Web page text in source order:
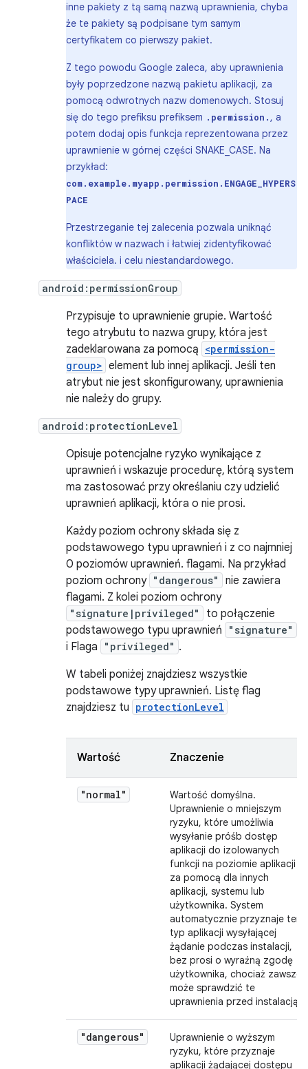
inne pakiety z tą samą nazwą uprawnienia, chyba
że te pakiety są podpisane tym samym
certyfikatem co pierwszy pakiet.
Z tego powodu Google zaleca, aby uprawnienia
były poprzedzone nazwą pakietu aplikacji, za
pomocą odwrotnych nazw domenowych. Stosuj
się do tego prefiksu prefiksem .permission. , a
potem dodaj opis funkcja reprezentowana przez
uprawnienie w górnej części SNAKE_CASE. Na
przykład:
com.example.myapp.permission.ENGAGE_HYPERS
PACE
Przestrzeganie tej zalecenia pozwala uniknąć
konfliktów w nazwach i łatwiej zidentyfikować
właściciela. i celu niestandardowego.
android:permissionGroup
Przypisuje to uprawnienie grupie. Wartość
tego atrybutu to nazwa grupy, która jest
zadeklarowana za pomocą <permission-
group> element lub innej aplikacji. Jeśli ten
atrybut nie jest skonfigurowany, uprawnienia
nie należy do grupy.
android:protectionLevel
Opisuje potencjalne ryzyko wynikające z
uprawnień i wskazuje procedurę, którą system
ma zastosować przy określaniu czy udzielić
uprawnień aplikacji, która o nie prosi.
Każdy poziom ochrony składa się z
podstawowego typu uprawnień i z co najmniej
0 poziomów uprawnień. flagami. Na przykład
poziom ochrony "dangerous"
nie zawiera
flagami. Z kolei poziom ochrony
"signature|privileged"
to połączenie
podstawowego typu uprawnień
"signature"
i Flaga "privileged" .
W tabeli poniżej znajdziesz wszystkie
podstawowe typy uprawnień. Listę flag
znajdziesz tu protectionLevel
Wartość Znaczenie
"normal"
Wartość domyślna.
Uprawnienie o mniejszym
ryzyku, które umożliwia
wysyłanie próśb dostęp
aplikacji do izolowanych
funkcji na poziomie aplikacji
za pomocą dla innych
aplikacji, systemu lub
użytkownika. System
automatycznie przyznaje ten
typ aplikacji wysyłającej
żądanie podczas instalacji,
bez prosi o wyraźną zgodę
użytkownika, chociaż zawsze
może sprawdzić te
uprawnienia przed instalacją.
"dangerous"
Uprawnienie o wyższym
ryzyku, które przyznaje
aplikacji żądającej dostępu